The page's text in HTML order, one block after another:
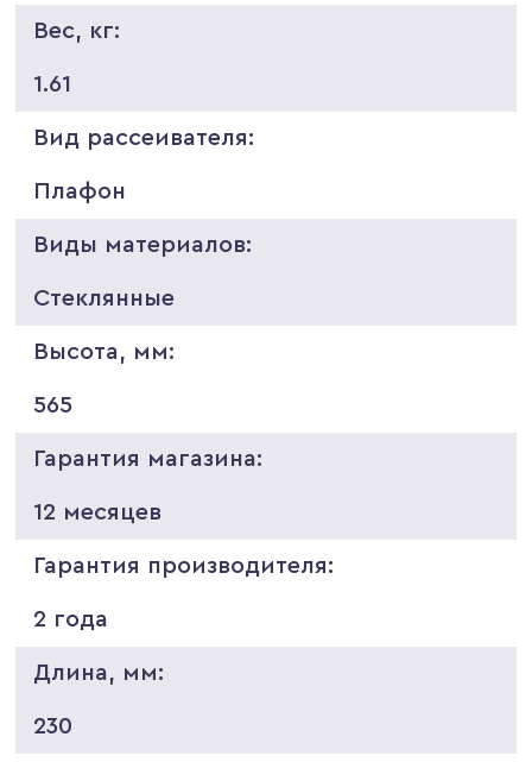
Вес, кг:
1.61
Вид рассеивателя:
Плафон
Виды материалов:
Стеклянные
Высота, мм:
565
Гарантия магазина:
12 месяцев
Гарантия производителя:
2 года
Длина, мм:
230